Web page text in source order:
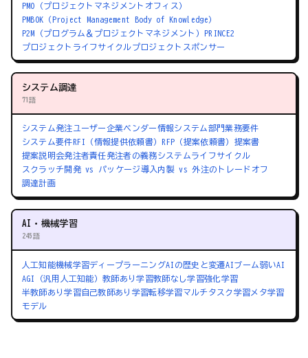
PMO（プロジェクトマネジメントオフィス）
PMBOK（Project Management Body of Knowledge）
P2M（プログラム＆プロジェクトマネジメント） PRINCE2
プロジェクトライフサイクルプロジェクトスポンサー
システム調達
71語
システム発注 ユーザー企業ベンダー情報システム部門業務要件
システム要件 RFI（情報提供依頼書） RFP（提案依頼書） 提案書
提案説明会発注者責任発注者の義務システムライフサイクル
スクラッチ開発 vs パッケージ導入 内製 vs 外注のトレードオフ
調達計画
AI・機械学習
245語
人工知能機械学習ディープラーニングAIの歴史と変遷AIブーム 弱いAI
AGI（汎用人工知能）教師あり学習教師なし学習強化学習
半教師あり学習自己教師あり学習転移学習マルチタスク学習メタ学習
モデル